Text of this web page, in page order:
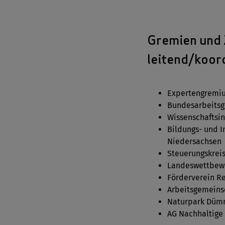
Gremien
leitend/
Bildungs- und
Niedersachsen
Förderverein
Naturpark
AG